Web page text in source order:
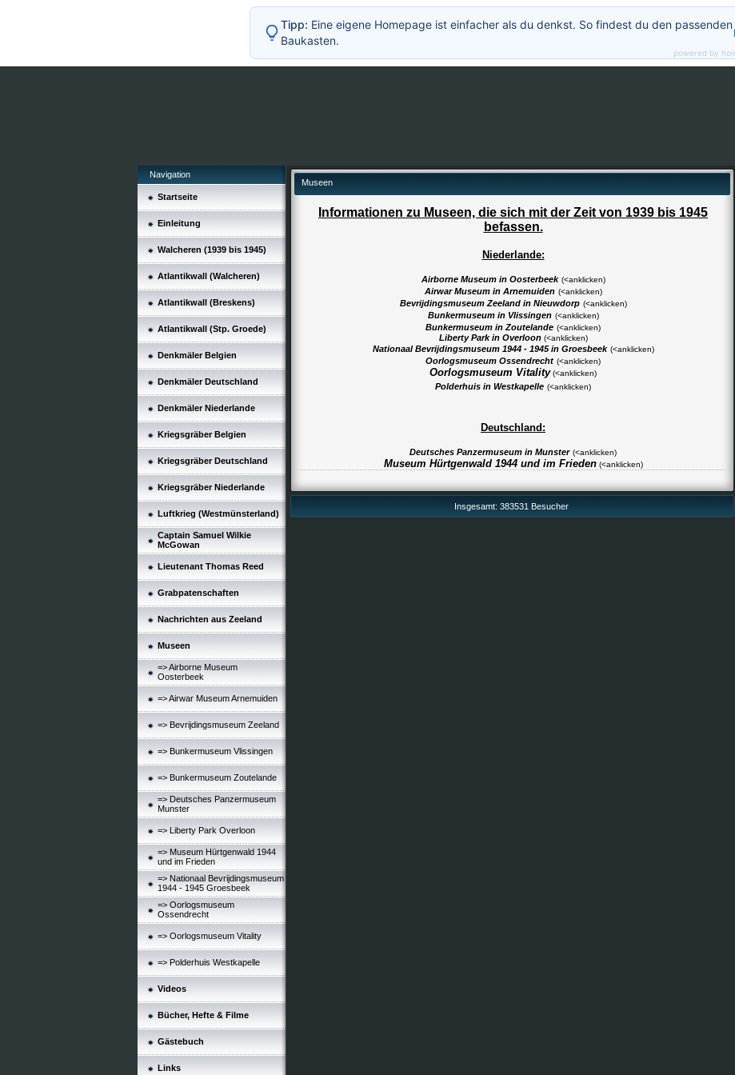
Navigation
Startseite
Einleitung
Walcheren (1939 bis 1945)
Atlantikwall (Walcheren)
Atlantikwall (Breskens)
Atlantikwall (Stp. Groede)
Denkmäler Belgien
Denkmäler Deutschland
Denkmäler Niederlande
Kriegsgräber Belgien
Kriegsgräber Deutschland
Kriegsgräber Niederlande
Luftkrieg (Westmünsterland)
Captain Samuel Wilkie
McGowan
Lieutenant Thomas Reed
Grabpatenschaften
Nachrichten aus Zeeland
Museen
=> Airborne Museum
Oosterbeek
=> Airwar Museum Arnemuiden
=> Bevrijdingsmuseum Zeeland
=> Bunkermuseum Vlissingen
=> Bunkermuseum Zoutelande
=> Deutsches Panzermuseum
Munster
=> Liberty Park Overloon
=> Museum Hürtgenwald 1944
und im Frieden
=> Nationaal Bevrijdingsmuseum
1944 - 1945 Groesbeek
=> Oorlogsmuseum
Ossendrecht
=> Oorlogsmuseum Vitality
=> Polderhuis Westkapelle
Videos
Bücher, Hefte & Filme
Gästebuch
Links
Museen
Informationen zu Museen, die sich mit der Zeit von 1939 bis 1945
befassen.
Niederlande:
Airborne Museum in Oosterbeek (<anklicken)
Airwar Museum in Arnemuiden (<anklicken)
Bevrijdingsmuseum Zeeland in Nieuwdorp (<anklicken)
Bunkermuseum in Vlissingen (<anklicken)
Bunkermuseum in Zoutelande (<anklicken)
Liberty Park in Overloon(<anklicken)
Nationaal Bevrijdingsmuseum 1944 - 1945 in Groesbeek (<anklicken)
Oorlogsmuseum Ossendrecht (<anklicken)
Oorlogsmuseum Vitality(<anklicken)
Polderhuis in Westkapelle (<anklicken)
Deutschland:
Deutsches Panzermuseum in Munster (<anklicken)
Museum Hürtgenwald 1944 und im Frieden (<anklicken)
Insgesamt: 383531 Besucher
Tipp: Eine eigene Homepage ist einfacher als du denkst. So findest du den passenden
Baukasten.
powered by